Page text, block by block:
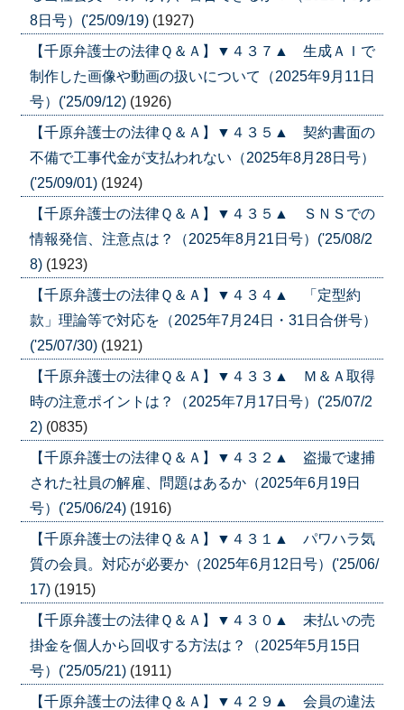
8日号）('25/09/19) (1927)
【千原弁護士の法律Ｑ＆Ａ】▼４３７▲ 生成ＡＩで
制作した画像や動画の扱いについて（2025年9月11日
号）('25/09/12) (1926)
【千原弁護士の法律Ｑ＆Ａ】▼４３５▲ 契約書面の
不備で工事代金が支払われない（2025年8月28日号）
('25/09/01) (1924)
【千原弁護士の法律Ｑ＆Ａ】▼４３５▲ ＳＮＳでの
情報発信、注意点は？（2025年8月21日号）('25/08/2
8) (1923)
【千原弁護士の法律Ｑ＆Ａ】▼４３４▲ 「定型約
款」理論等で対応を（2025年7月24日・31日合併号）
('25/07/30) (1921)
【千原弁護士の法律Ｑ＆Ａ】▼４３３▲ Ｍ＆Ａ取得
時の注意ポイントは？（2025年7月17日号）('25/07/2
2) (0835)
【千原弁護士の法律Ｑ＆Ａ】▼４３２▲ 盗撮で逮捕
された社員の解雇、問題はあるか（2025年6月19日
号）('25/06/24) (1916)
【千原弁護士の法律Ｑ＆Ａ】▼４３１▲ パワハラ気
質の会員。対応が必要か（2025年6月12日号）('25/06/
17) (1915)
【千原弁護士の法律Ｑ＆Ａ】▼４３０▲ 未払いの売
掛金を個人から回収する方法は？（2025年5月15日
号）('25/05/21) (1911)
【千原弁護士の法律Ｑ＆Ａ】▼４２９▲ 会員の違法